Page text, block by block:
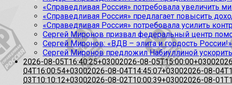
«Справедливая Россия» потребовала увеличить
«Справедливая Россия» предлагает повысить
«Справедливая Россия» потребовала усилить
Сергей Миронов призвал федеральный центр
Сергей Миронов: «ВДВ – элита и гордость России!»
Сергей Миронов предложил Набиуллиной
2026-08-05T16:40:25+03002026-08-05T15:00:00+0300
04T16:00:54+03002026-08-04T14:45:07+03002026-08-
03T10:10:12+03002026-08-02T10:00:39+03002026-08-